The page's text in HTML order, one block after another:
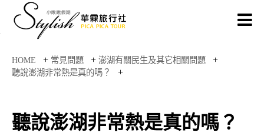
HOME + 常見問題 + 澎湖有關民生及其它相關問題 +
聽說澎湖非常熱是真的嗎？ +
聽說澎湖非常熱是真的嗎？